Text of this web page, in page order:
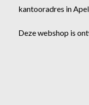
kantooradres in
Deze webshop is